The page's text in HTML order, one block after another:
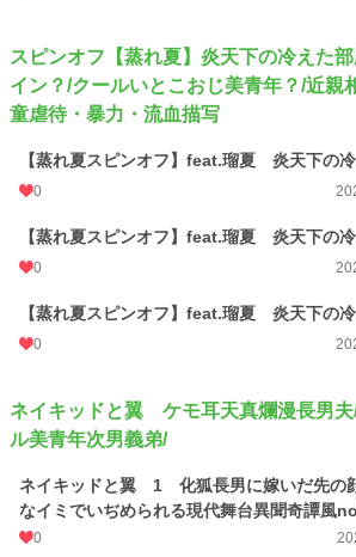
スピンオフ【蒸れ夏】炎天下の冷えた
イン？/クールいとこおじ美青年？/近親
童虐待・暴力・流血描写
【蒸れ夏スピンオフ】feat.瑠夏 炎天下
0
【蒸れ夏スピンオフ】feat.瑠夏 炎天下の
0
【蒸れ夏スピンオフ】feat.瑠夏 炎天下の
0
ネイキッドと翼 ケモ耳天真爛漫長男夫
ル美青年次男義弟/
ネイキッドと翼 1 化狐長男に嫁いだ先の
なイミでいぢめられる現代舞台異聞奇譚風
0